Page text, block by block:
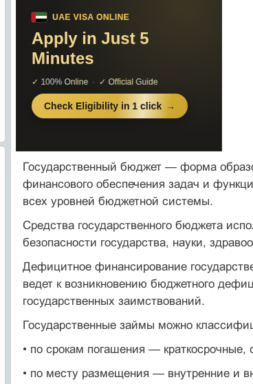
Государственный бюджет — форма
финансового обеспе­чения задач и
всех уровней бюджетной системы.
Средства государственного бюджета
безопасности го­сударства, науки,
Дефицитное финансирование
ведет к возник­новению бюджетного
государственных заимствований.
Государственные займы можно
• по срокам погашения — краткосрочные,
• по месту размещения — внутренние и